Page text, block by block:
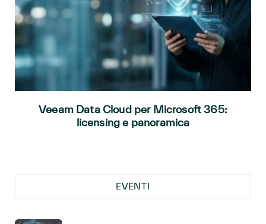
Veeam Data Cloud per Microsoft 365:
licensing e panoramica
EVENTI